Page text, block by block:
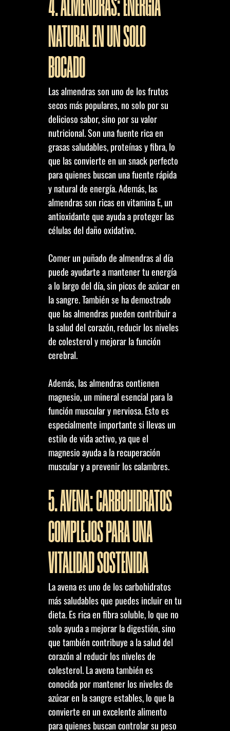
4. ALMENDRAS: ENERGÍA
NATURAL EN UN SOLO
BOCADO
Las almendras son uno de los frutos
secos más populares, no solo por su
delicioso sabor, sino por su valor
nutricional. Son una fuente rica en
grasas saludables, proteínas y fibra, lo
que las convierte en un snack perfecto
para quienes buscan una fuente rápida
y natural de energía. Además, las
almendras son ricas en vitamina E, un
antioxidante que ayuda a proteger las
células del daño oxidativo.
Comer un puñado de almendras al día
puede ayudarte a mantener tu energía
a lo largo del día, sin picos de azúcar en
la sangre. También se ha demostrado
que las almendras pueden contribuir a
la salud del corazón, reducir los niveles
de colesterol y mejorar la función
cerebral.
Además, las almendras contienen
magnesio, un mineral esencial para la
función muscular y nerviosa. Esto es
especialmente importante si llevas un
estilo de vida activo, ya que el
magnesio ayuda a la recuperación
muscular y a prevenir los calambres.
5. AVENA: CARBOHIDRATOS
COMPLEJOS PARA UNA
VITALIDAD SOSTENIDA
La avena es uno de los carbohidratos
más saludables que puedes incluir en tu
dieta. Es rica en fibra soluble, lo que no
solo ayuda a mejorar la digestión, sino
que también contribuye a la salud del
corazón al reducir los niveles de
colesterol. La avena también es
conocida por mantener los niveles de
azúcar en la sangre estables, lo que la
convierte en un excelente alimento
para quienes buscan controlar su peso